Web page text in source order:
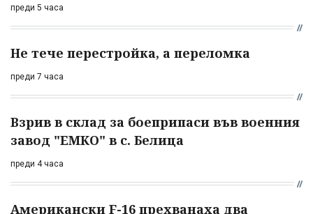
преди 5 часа
Не тече перестройка, а переломка
преди 7 часа
Взрив в склад за боеприпаси във военния
завод "ЕМКО" в с. Белица
преди 4 часа
Американски F-16 прехванаха два